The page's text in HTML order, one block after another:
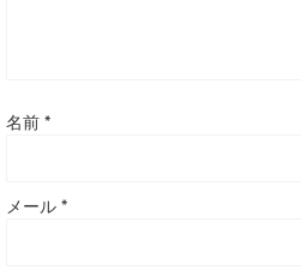
名前 *
メール *